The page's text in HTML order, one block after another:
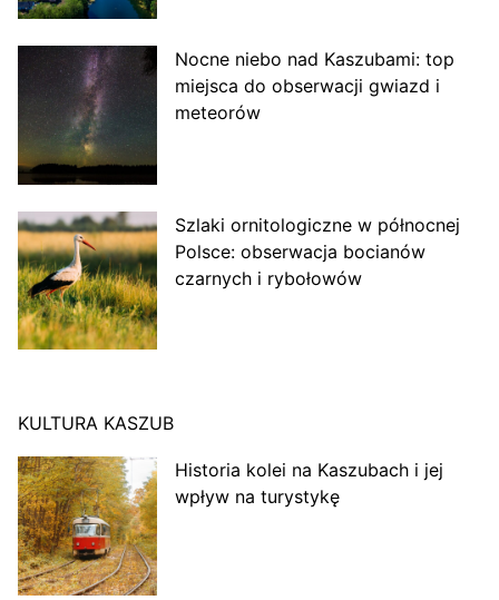
Nocne niebo nad Kaszubami: top
miejsca do obserwacji gwiazd i
meteorów
Szlaki ornitologiczne w północnej
Polsce: obserwacja bocianów
czarnych i rybołowów
KULTURA KASZUB
Historia kolei na Kaszubach i jej
wpływ na turystykę